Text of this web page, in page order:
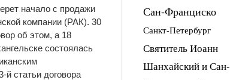
начало с продажи
компании (РАК). 30
об этом, а 18
состоялась
й статьи договора
Сан-Франциско
Санкт-Петербург
Святитель Иоанн
Шанхайский и Сан-